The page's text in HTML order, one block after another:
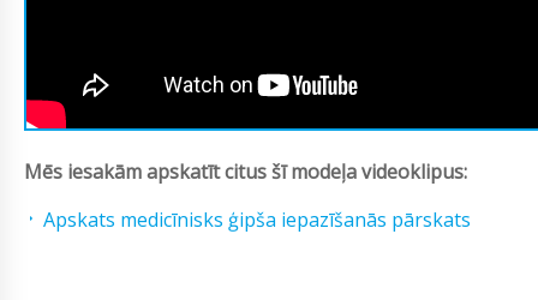
Mēs iesakām apskatīt citus šī modeļa videoklipus:
Apskats medicīnisks ģipša iepazīšanās pārskats